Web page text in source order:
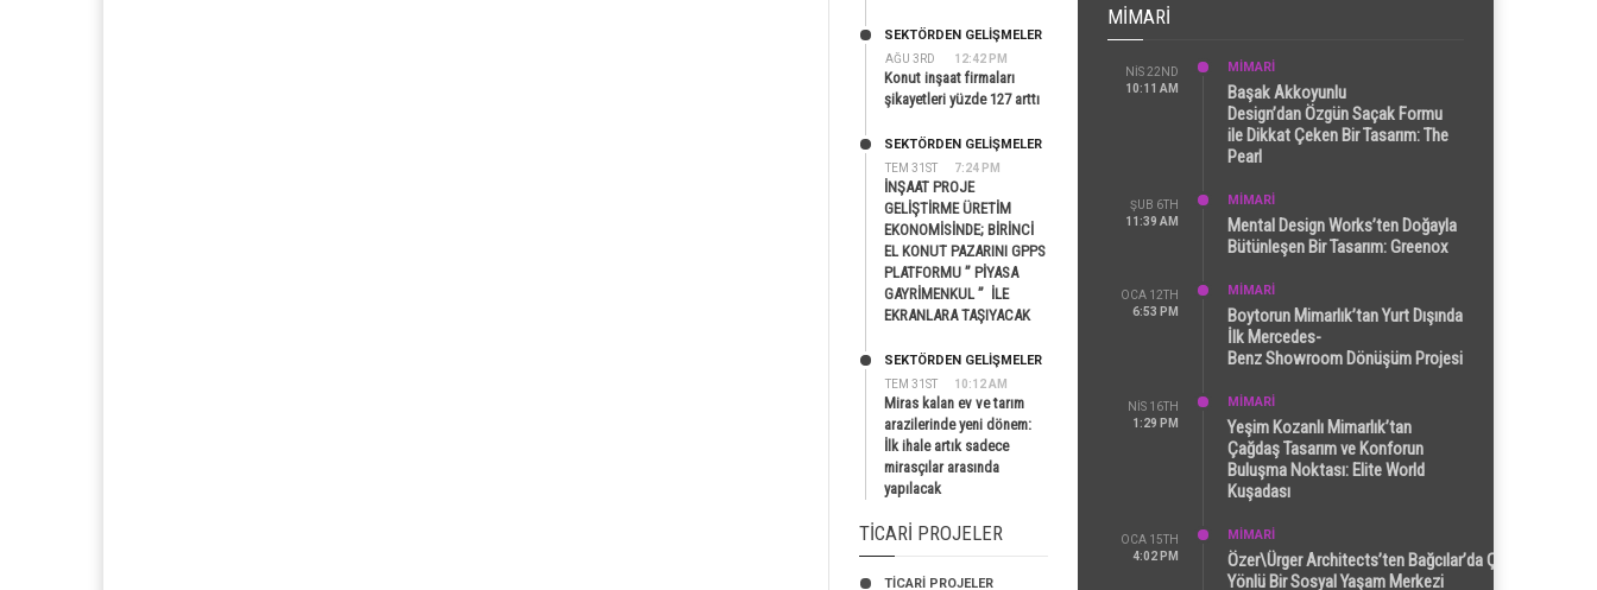
AĞU 3RD 12:42 PM
SEKTÖRDEN GELIŞMELER
Konut inşaat firmaları
şikayetleri yüzde 127 arttı
TEM 31ST 7:24 PM
SEKTÖRDEN GELIŞMELER
İNŞAAT PROJE
GELİŞTİRME ÜRETİM
EKONOMİSİNDE; BİRİNCİ
EL KONUT PAZARINI GPPS
PLATFORMU ” PİYASA
GAYRİMENKUL ” İLE
EKRANLARA TAŞIYACAK
TEM 31ST 10:12 AM
SEKTÖRDEN GELIŞMELER
Miras kalan ev ve tarım
arazilerinde yeni dönem:
İlk ihale artık sadece
mirasçılar arasında
yapılacak
TICARI PROJELER
TİCARİ PROJELER
MIMARI
NIS 22ND
10:11 AM
MİMARİ
Başak Akkoyunlu
Design’dan Özgün Saçak Formu
ile Dikkat Çeken Bir Tasarım: The
Pearl
ŞUB 6TH
11:39 AM
MİMARİ
Mental Design Works’ten Doğayla
Bütünleşen Bir Tasarım: Greenox
OCA 12TH
6:53 PM
MİMARİ
Boytorun Mimarlık’tan Yurt Dışında
İlk Mercedes-
Benz Showroom Dönüşüm Projesi
NIS 16TH
1:29 PM
MİMARİ
Yeşim Kozanlı Mimarlık’tan
Çağdaş Tasarım ve Konforun
Buluşma Noktası: Elite World
Kuşadası
OCA 15TH
4:02 PM
MİMARİ
Özer\Ürger Architects’ten Bağcılar’da Çok
Yönlü Bir Sosyal Yaşam Merkezi